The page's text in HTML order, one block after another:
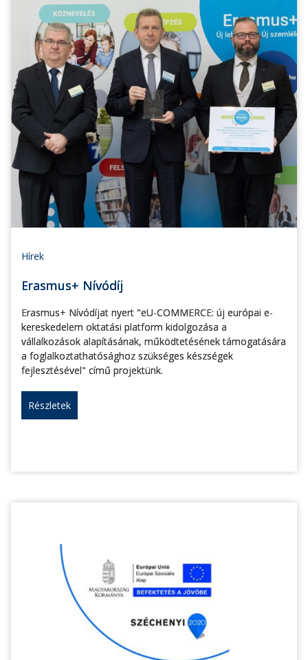
Hírek
Erasmus+ Nívódíj
Erasmus+ Nívódíjat nyert "eU-COMMERCE: új európai e-
kereskedelem oktatási platform kidolgozása a
vállalkozások alapításának, működtetésének támogatására
a foglalkoztathatósághoz szükséges készségek
fejlesztésével" című projektünk.
Részletek